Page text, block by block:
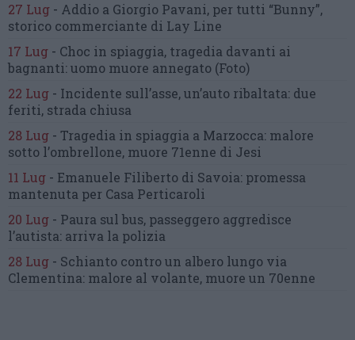
27 Lug - Addio a Giorgio Pavani, per tutti “Bunny”,
storico commerciante di Lay Line
17 Lug - Choc in spiaggia, tragedia davanti ai
bagnanti:uomo muore annegato (Foto)
22 Lug - Incidente sull’asse, un’auto ribaltata: due
feriti, strada chiusa
28 Lug - Tragedia in spiaggia a Marzocca: malore
sotto l’ombrellone, muore 71enne di Jesi
11 Lug - Emanuele Filiberto di Savoia: promessa
mantenuta per Casa Perticaroli
20 Lug - Paura sul bus, passeggero aggredisce
l’autista: arriva la polizia
28 Lug - Schianto contro un albero lungo via
Clementina: malore al volante, muore un 70enne